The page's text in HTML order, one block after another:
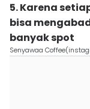
5. Karena
bisa
banyak spot
Senyawaa